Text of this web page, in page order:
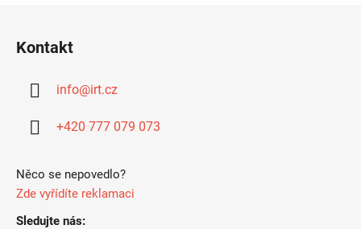
Kontakt
info@irt.cz
+420 777 079 073
Něco se nepovedlo?
Zde vyřídíte reklamaci
Sledujte nás: